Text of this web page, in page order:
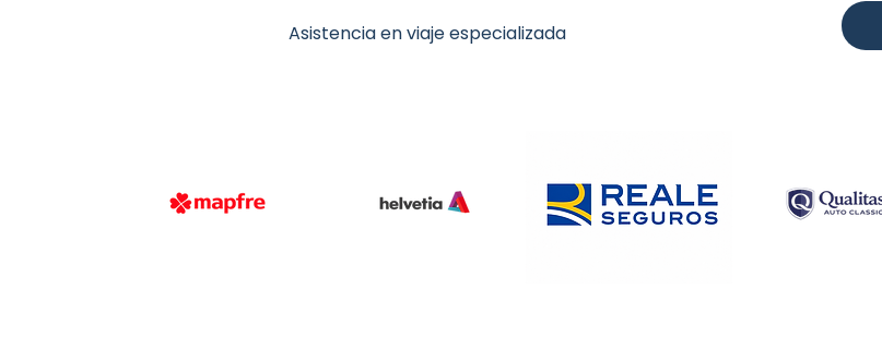
Asistencia en viaje especializada